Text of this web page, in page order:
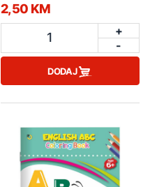
2,50 KM
1
+
-
DODAJ